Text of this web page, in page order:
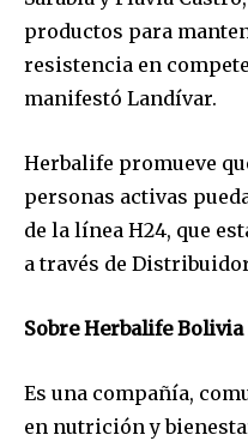
productos para
resistencia en
manifestó Landívar.
Herbalife promueve
personas activas
de la línea H24, que
a través de
Sobre Herbalife Bolivia
Es una compañía,
en nutrición y